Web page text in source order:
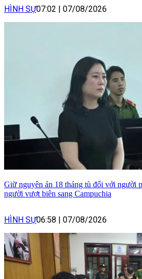
HÌNH SỰ07:02 | 07/08/2026
Giữ nguyên án 18 tháng tù đối với người
người vượt biên sang Campuchia
HÌNH SỰ06:58 | 07/08/2026